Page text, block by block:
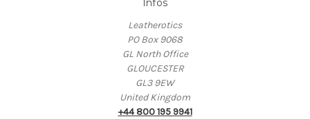
Infos
Leatherotics
PO Box 9068
GL North Office
GLOUCESTER
GL3 9EW
United Kingdom
+44 800 195 9941